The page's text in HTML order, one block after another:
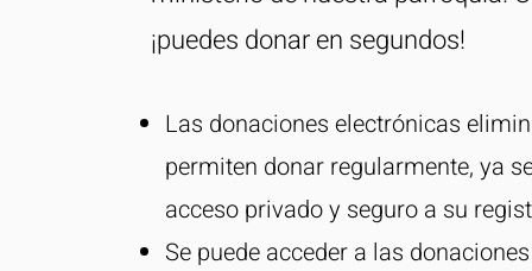
¡puedes donar en segundos!
Las donaciones electrónicas
permiten donar regularmente, ya
acceso privado y seguro a su
Se puede acceder a las